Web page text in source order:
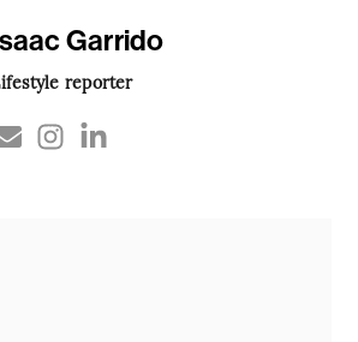
Garrido
reporter